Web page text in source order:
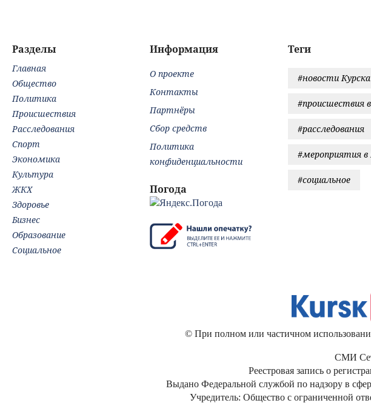
Теги
#новости Курска
#происшествия
#расследования
#мероприятия в
#социальное
Разделы
Главная
Общество
Политика
Происшествия
Расследования
Спорт
Экономика
Культура
ЖКХ
Здоровье
Бизнес
Образование
Социальное
Информация
О проекте
Контакты
Партнёры
Сбор средств
Политика
конфиденциальности
Погода
© При полном или частичном
СМИ
Реестровая запись о
Выдано Федеральной службой по надзору в
Учредитель: Общество с ограниченной